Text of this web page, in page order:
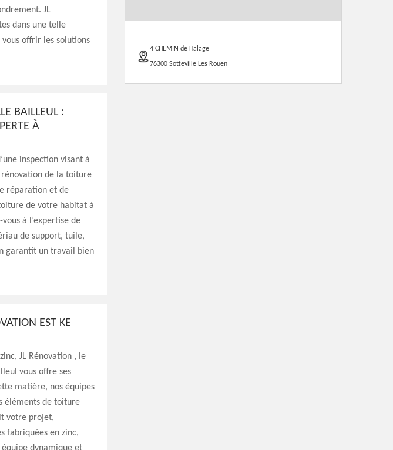
JL
dans une telle
offrir les solutions
BAILLEUL :
À
inspection visant à
de la toiture
réparation et de
de votre habitat à
à l’expertise de
de support, tuile,
garantit un travail bien
EST KE
JL Rénovation , le
vous offre ses
matière, nos équipes
éléments de toiture
votre projet,
fabriquées en zinc,
4 CHEMIN de Halage
76300 Sotteville Les Rouen